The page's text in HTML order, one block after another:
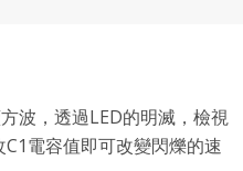
波，透過LED的明滅，檢視
電容值即可改變閃爍的速